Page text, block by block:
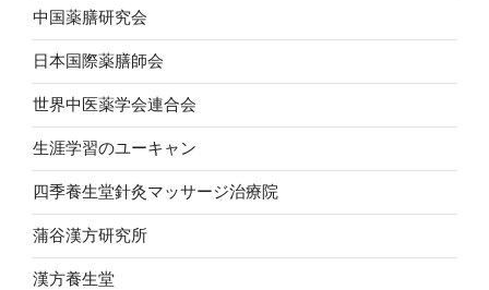
中国薬膳研究会
日本国際薬膳師会
世界中医薬学会連合会
生涯学習のユーキャン
四季養生堂針灸マッサージ治療院
蒲谷漢方研究所
漢方養生堂